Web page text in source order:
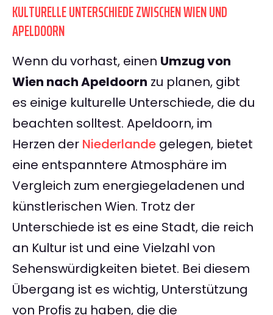
KULTURELLE UNTERSCHIEDE ZWISCHEN WIEN UND
APELDOORN
Wenn du vorhast, einen Umzug von
Wien nach Apeldoorn zu planen, gibt
es einige kulturelle Unterschiede, die du
beachten solltest. Apeldoorn, im
Herzen der Niederlande gelegen, bietet
eine entspanntere Atmosphäre im
Vergleich zum energiegeladenen und
künstlerischen Wien. Trotz der
Unterschiede ist es eine Stadt, die reich
an Kultur ist und eine Vielzahl von
Sehenswürdigkeiten bietet. Bei diesem
Übergang ist es wichtig, Unterstützung
von Profis zu haben, die die